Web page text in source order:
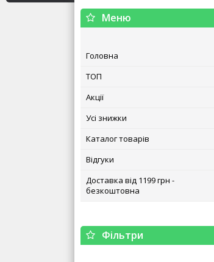
Головна
ТОП
Акції
Усі знижки
Каталог товарів
Відгуки
Доставка від 1199 грн -
безкоштовна
Фільтри